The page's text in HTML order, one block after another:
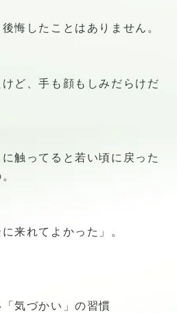
悔したことはありません。
ど、手も顔もしみだらけだ
触ってると若い頃に戻った
来れてよかった」。
気づかい」の習慣